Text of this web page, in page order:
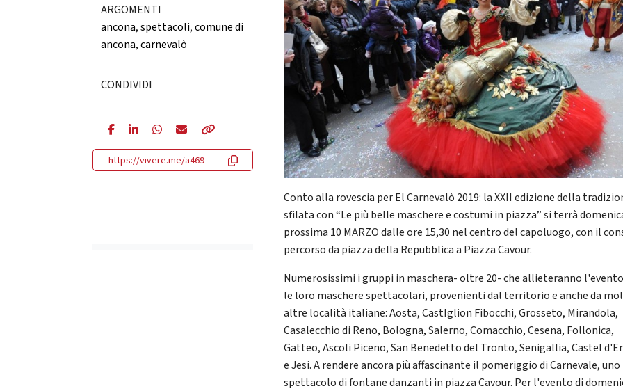
ARGOMENTI
ancona,spettacoli,comune di
ancona,carnevalò
CONDIVIDI
https://vivere.me/a469
Conto alla rovescia per El Carnevalò 2019: la XXII edizione della
sfilata con “Le più belle maschere e costumi in piazza” si terrà
prossima 10 MARZO dalle ore 15,30 nel centro del capoluogo, con il
percorso da piazza della Repubblica a Piazza Cavour.
Numerosissimi i gruppi in maschera- oltre 20- che allieteranno
le loro maschere spettacolari, provenienti dal territorio e anche da
altre località italiane: Aosta, CastIglion Fibocchi, Grosseto, Mirandola,
Casalecchio di Reno, Bologna, Salerno, Comacchio, Cesena, Follonica,
Gatteo, Ascoli Piceno, San Benedetto del Tronto, Senigallia, Castel
e Jesi. A rendere ancora più affascinante il pomeriggio di Carnevale, uno
spettacolo di fontane danzanti in piazza Cavour. Per l'evento di